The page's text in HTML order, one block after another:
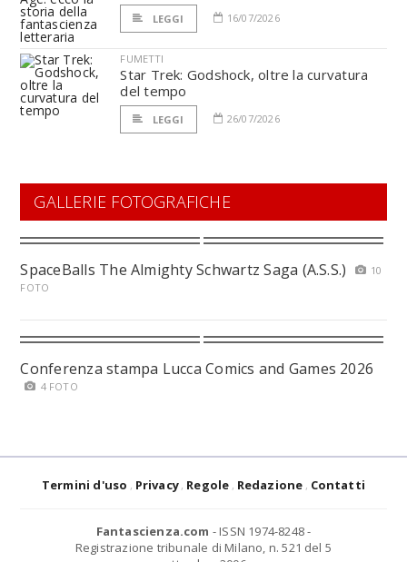
LEGGI 16/07/2026
FUMETTI
Star Trek: Godshock, oltre la curvatura
del tempo
LEGGI 26/07/2026
GALLERIE FOTOGRAFICHE
SpaceBalls The Almighty Schwartz Saga (A.S.S.)
10
FOTO
Conferenza stampa Lucca Comics and Games 2026
4 FOTO
Termini d'uso Privacy Regole Redazione Contatti
Fantascienza.com - ISSN 1974-8248 -
Registrazione tribunale di Milano, n. 521 del 5